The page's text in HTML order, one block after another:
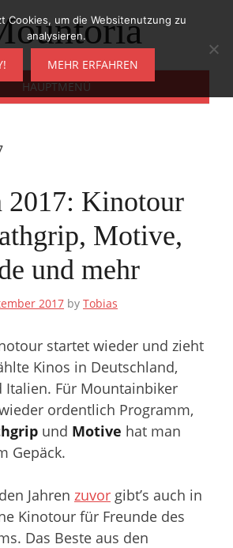
HAUPTMENÜ
2017: Kinotour
Motive,
und mehr
2017 by Tobias
startet wieder und zieht
Kinos in Deutschland,
Italien. Für Mountainbiker
ordentlich Programm,
und Motive hat man
Gepäck.
Jahren zuvor gibt’s auch in
Kinotour für Freunde des
Das Beste aus den
Cookies, um die Websitenutzung zu
analysieren.
MEHR ERFAHREN